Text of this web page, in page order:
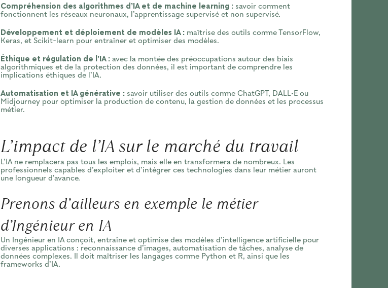
Compréhension des algorithmes d’IA et de machine learning :savoir comment
fonctionnent les réseaux neuronaux, l’apprentissage supervisé et non supervisé.
Développement et déploiement de modèles IA :maîtrise des outils comme TensorFlow,
Keras, et Scikit-learn pour entraîner et optimiser des modèles.
Éthique et régulation de l’IA :avec la montée des préoccupations autour des biais
algorithmiques et de la protection des données, il est important de comprendre les
implications éthiques de l’IA.
Automatisation et IA générative :savoir utiliser des outils comme ChatGPT, DALL·E ou
Midjourney pour optimiser la production de contenu, la gestion de données et les processus
métier.
L’impact de l’IA sur le marché du travail
L’IA ne remplacera pas tous les emplois, mais elle en transformera de nombreux. Les
professionnels capables d’exploiter et d’intégrer ces technologies dans leur métier auront
une longueur d’avance.
Prenons d’ailleurs en exemple le métier
d’Ingénieur en IA
Un Ingénieur en IA conçoit, entraîne et optimise des modèles d’intelligence artificielle pour
diverses applications : reconnaissance d’images, automatisation de tâches, analyse de
données complexes. Il doit maîtriser les langages comme Python et R, ainsi que les
frameworks d’IA.